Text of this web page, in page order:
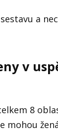
a
v
8
mohou